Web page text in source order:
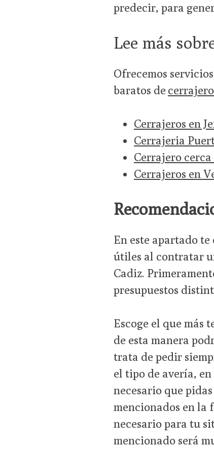
predecir, para
Lee más
Ofrecemos
baratos de
Cerrajeros en
Cerrajeria
Cerrajero cerca
Cerrajeros en
En este apartado
útiles al contratar
Cadiz.
presupuestos
Escoge el que más
de esta manera
trata de pedir
el tipo de avería,
necesario que
mencionados en la
necesario para tu
mencionado será